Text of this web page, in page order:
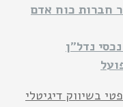
חברות כוח אדם
נדל"ן